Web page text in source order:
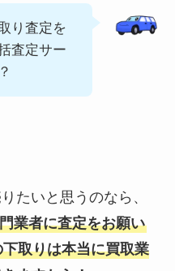
り査定を
査定サー
たいと思うのなら、
業者に査定をお願い
下取りは本当に買取業